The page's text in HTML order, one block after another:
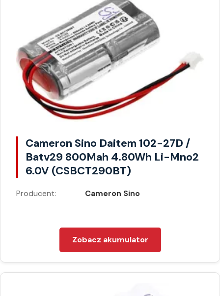
Cameron Sino Daitem 102-27D /
Batv29 800Mah 4.80Wh Li-Mno2
6.0V (CSBCT290BT)
Producent: Cameron Sino
Zobacz akumulator